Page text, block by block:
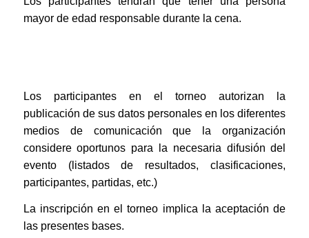
mayor de edad responsable durante la cena.
Los participantes en el torneo autorizan la
publicación de sus datos personales en los diferentes
medios de comunicación que la organización
considere oportunos para la necesaria difusión del
evento (listados de resultados, clasificaciones,
participantes, partidas, etc.)
La inscripción en el torneo implica la aceptación de
las presentes bases.